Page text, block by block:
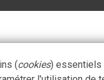
(cookies) essentiels